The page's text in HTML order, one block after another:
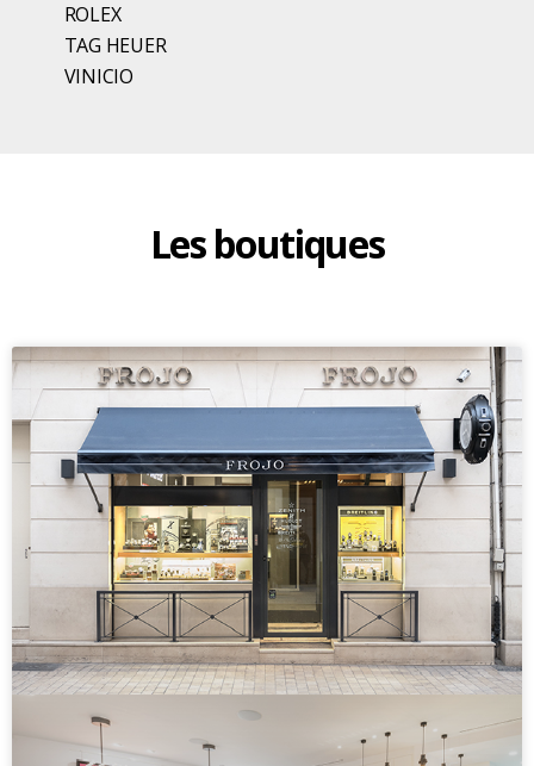
ROLEX
TAG HEUER
VINICIO
Les boutiques